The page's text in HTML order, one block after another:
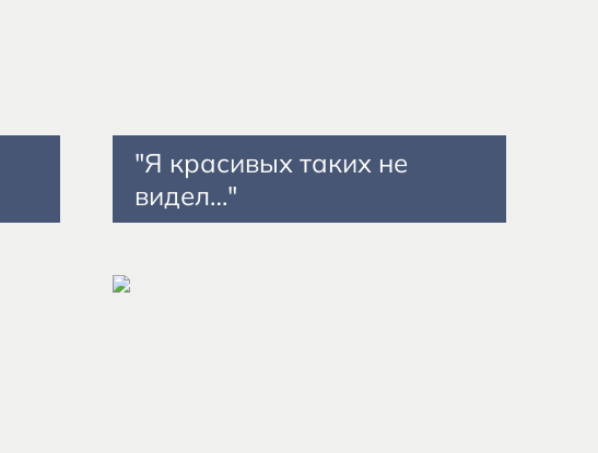
"Я красивых таких не
видел…"